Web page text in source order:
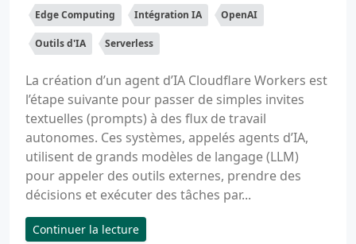
Edge Computing Intégration IA OpenAI
Outils d'IA Serverless
La création d’un agent d’IA Cloudflare Workers est
l’étape suivante pour passer de simples invites
textuelles (prompts) à des flux de travail
autonomes. Ces systèmes, appelés agents d’IA,
utilisent de grands modèles de langage (LLM)
pour appeler des outils externes, prendre des
décisions et exécuter des tâches par...
Continuer la lecture